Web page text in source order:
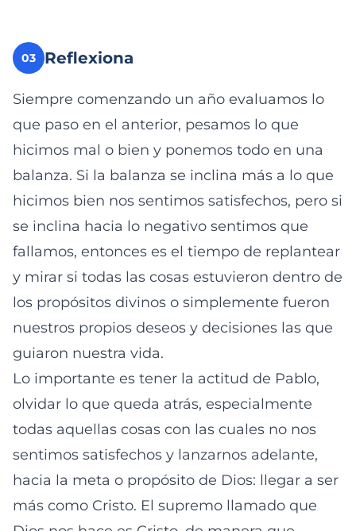
03 Reflexiona
Siempre comenzando un año evaluamos lo
que paso en el anterior, pesamos lo que
hicimos mal o bien y ponemos todo en una
balanza. Si la balanza se inclina más a lo que
hicimos bien nos sentimos satisfechos, pero si
se inclina hacia lo negativo sentimos que
fallamos, entonces es el tiempo de replantear
y mirar si todas las cosas estuvieron dentro de
los propósitos divinos o simplemente fueron
nuestros propios deseos y decisiones las que
guiaron nuestra vida.
Lo importante es tener la actitud de Pablo,
olvidar lo que queda atrás, especialmente
todas aquellas cosas con las cuales no nos
sentimos satisfechos y lanzarnos adelante,
hacia la meta o propósito de Dios: llegar a ser
más como Cristo. El supremo llamado que